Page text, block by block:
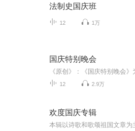
法制史国庆班
12 1万
国庆特别晚会
12 2.9万
欢度国庆专辑